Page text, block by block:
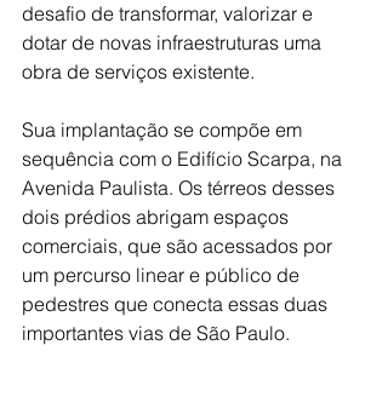
desafio de transformar, valorizar e
dotar de novas infraestruturas uma
obra de serviços existente.
Sua implantação se compõe em
sequência com o Edifício Scarpa, na
Avenida Paulista. Os térreos desses
dois prédios abrigam espaços
comerciais, que são acessados por
um percurso linear e público de
pedestres que conecta essas duas
importantes vias de São Paulo.